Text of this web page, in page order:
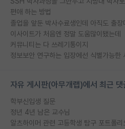
편애 하는 방법
졸업을 앞둔 박사수료생인데 아직도 출장
이사이트가 처음엔 정말 도움많이됐는데
커뮤니티는 다 쓰레기통이지
자유 게시판(아무개랩)에서 최근
학부신입생 질문
정년 4년 남은 교수님
알츠하이머 관련 고등학생 탐구 포트폴리